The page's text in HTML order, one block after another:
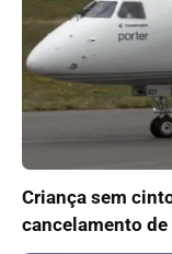
Criança sem
cancelamento de